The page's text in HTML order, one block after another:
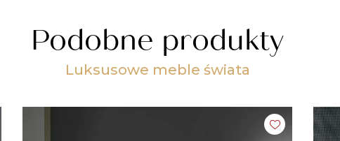
Podobne produkty
Luksusowe meble świata